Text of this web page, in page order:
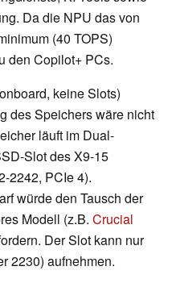
Da die NPU das von
(40 TOPS)
den Copilot+ PCs.
keine Slots)
des Speichers wäre nicht
läuft im Dual-
Slot des X9-15
2242, PCIe 4).
würde den Tausch der
Modell (z.B. Crucial
Der Slot kann nur
2230) aufnehmen.